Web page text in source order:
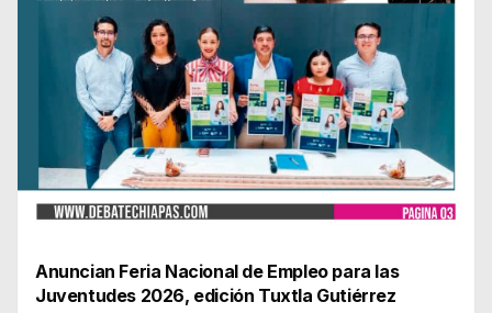
Anuncian Feria Nacional de Empleo para las
Juventudes 2026, edición Tuxtla Gutiérrez